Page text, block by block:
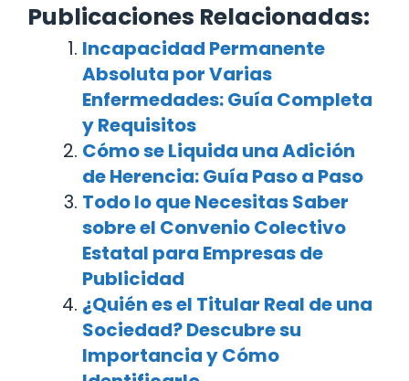
Publicaciones Relacionadas:
Incapacidad Permanente
Absoluta por Varias
Enfermedades: Guía Completa
y Requisitos
Cómo se Liquida una Adición
de Herencia: Guía Paso a Paso
Todo lo que Necesitas Saber
sobre el Convenio Colectivo
Estatal para Empresas de
Publicidad
¿Quién es el Titular Real de una
Sociedad? Descubre su
Importancia y Cómo